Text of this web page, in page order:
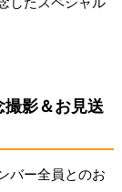
影＆お見送
バー全員とのお